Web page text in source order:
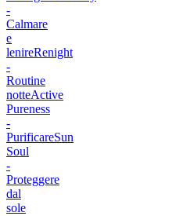
-
Calmare
e
lenireRenight
-
Routine
notteActive
Pureness
-
PurificareSun
Soul
-
Proteggere
dal
sole